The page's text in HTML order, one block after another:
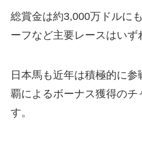
総賞金は約3,000万ドルに
ーフなど主要レースはいず
日本馬も近年は積極的に参
覇によるボーナス獲得のチ
す。